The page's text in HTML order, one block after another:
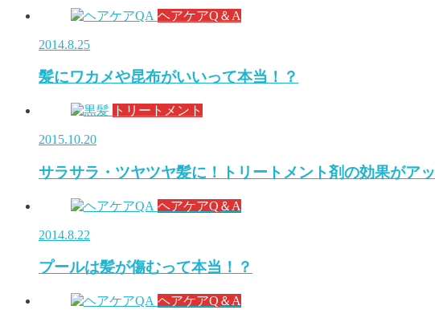
ヘアケアQ＆A
2014.8.25
髪にワカメや昆布がいいって本当！？
トリートメント
2015.10.20
サラサラ・ツヤツヤ髪に！トリートメント剤の効果がア
ヘアケアQ＆A
2014.8.22
プールは髪が傷むって本当！？
ヘアケアQ＆A